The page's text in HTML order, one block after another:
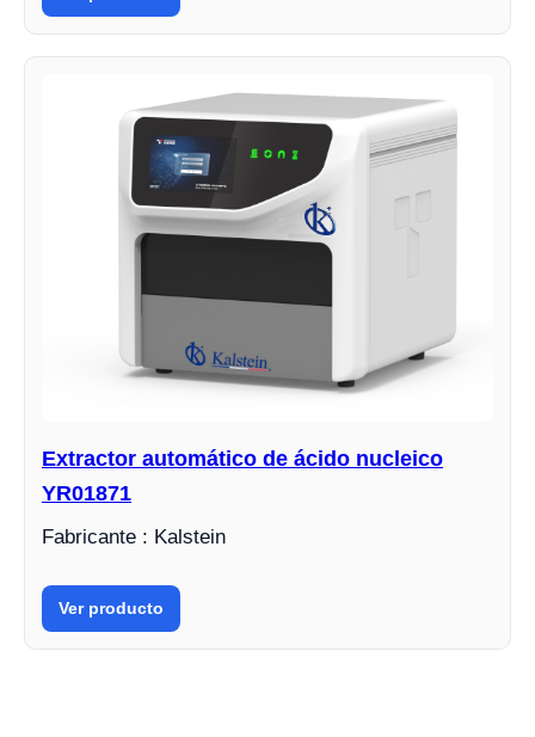
Extractor automático de ácido nucleico
YR01871
Fabricante : Kalstein
Ver producto